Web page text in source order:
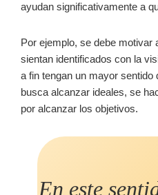
ayudan significativamente a
Por ejemplo, se debe motivar
sientan identificados con la
a fin tengan un mayor
busca alcanzar ideales, se
por alcanzar los objetivos.
En este